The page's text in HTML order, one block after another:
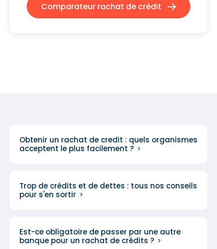
Comparateur rachat de crédit
Obtenir un rachat de credit : quels organismes
acceptent le plus facilement ?
Trop de crédits et de dettes : tous nos conseils
pour s'en sortir
Est-ce obligatoire de passer par une autre
banque pour un rachat de crédits ?